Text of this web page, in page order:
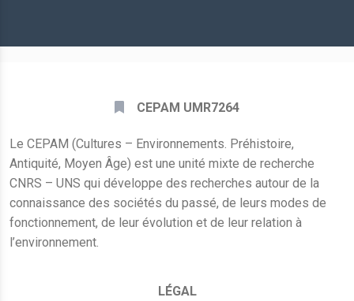
CEPAM UMR7264
Le CEPAM (Cultures – Environnements. Préhistoire,
Antiquité, Moyen Âge) est une unité mixte de recherche
CNRS – UNS qui développe des recherches autour de la
connaissance des sociétés du passé, de leurs modes de
fonctionnement, de leur évolution et de leur relation à
l’environnement.
LÉGAL